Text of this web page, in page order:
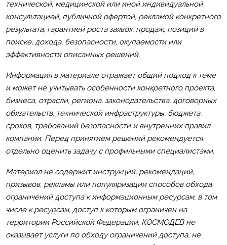
технической, медицинской или иной индивидуальной
консультацией, публичной офертой, рекламой конкретного
результата, гарантией роста заявок, продаж, позиций в
поиске, дохода, безопасности, окупаемости или
эффективности описанных решений.
Информация в материале отражает общий подход к теме
и может не учитывать особенности конкретного проекта,
бизнеса, отрасли, региона, законодательства, договорных
обязательств, технической инфраструктуры, бюджета,
сроков, требований безопасности и внутренних правил
компании. Перед принятием решений рекомендуется
отдельно оценить задачу с профильными специалистами.
Материал не содержит инструкций, рекомендаций,
призывов, рекламы или популяризации способов обхода
ограничений доступа к информационным ресурсам, в том
числе к ресурсам, доступ к которым ограничен на
территории Российской Федерации. КОСМОДЕВ не
оказывает услуги по обходу ограничений доступа, не